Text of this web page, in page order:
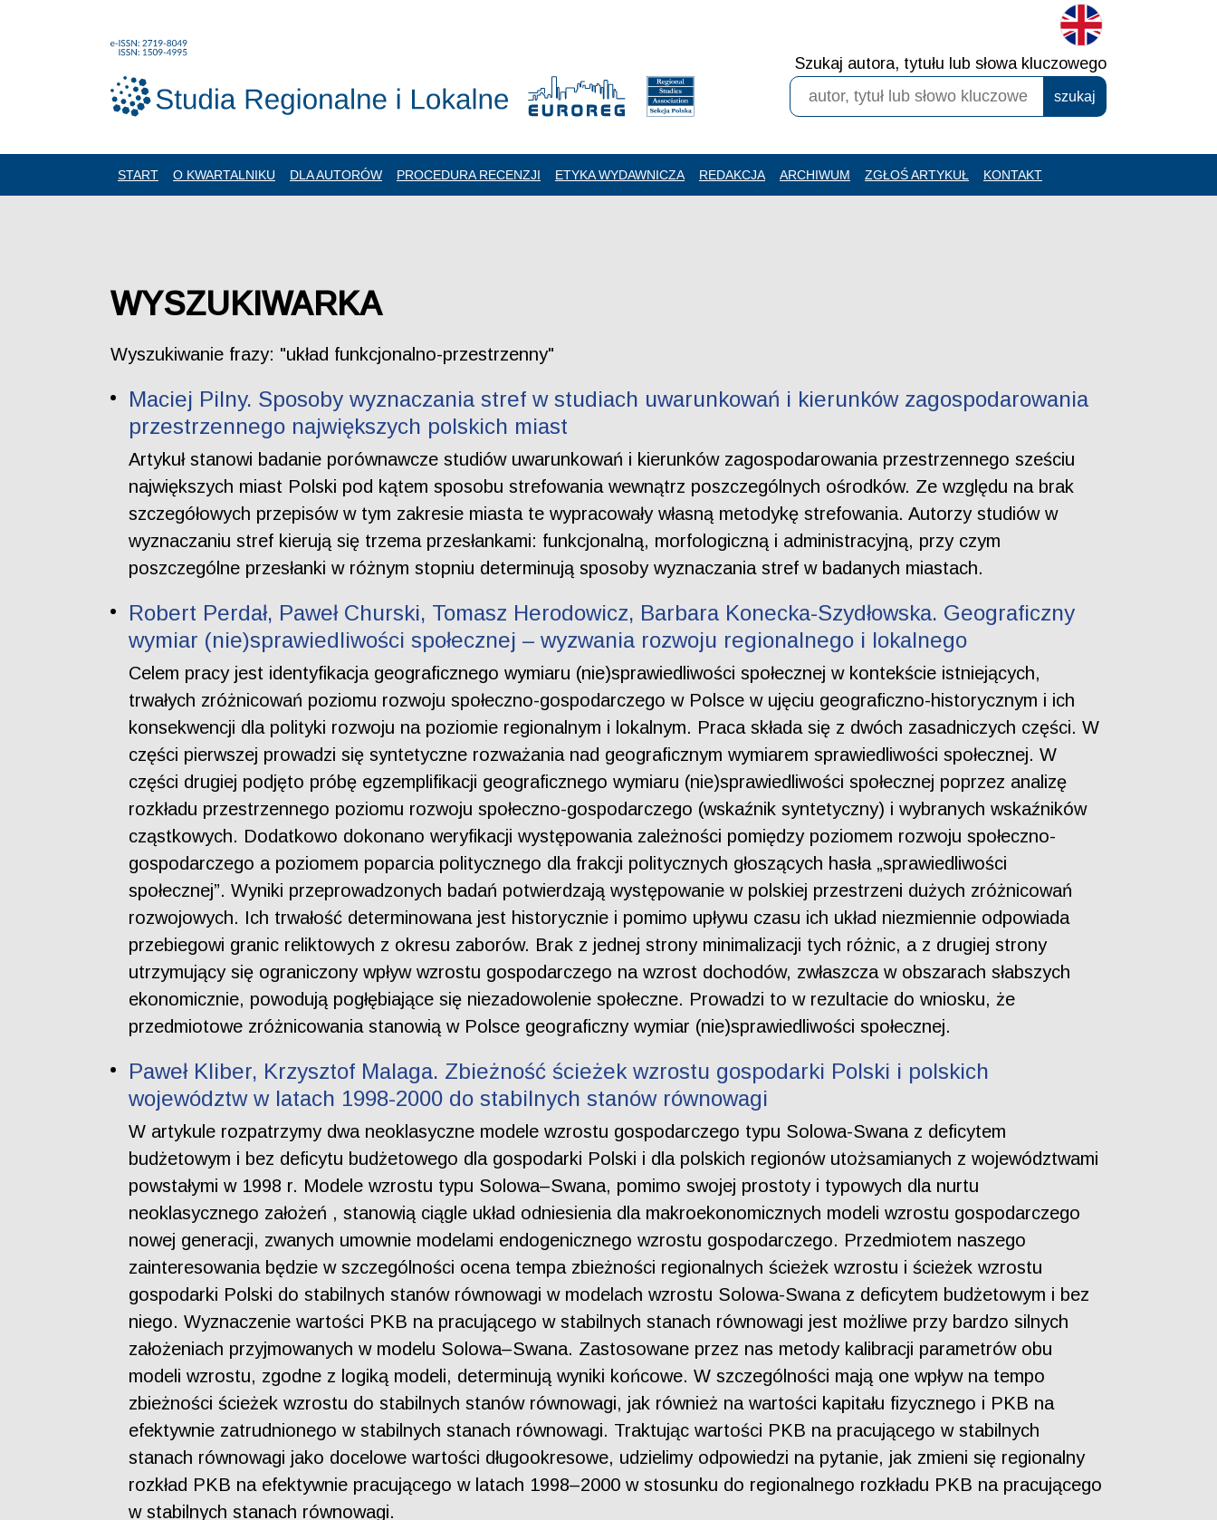
Szukaj autora, tytułu lub słowa kluczowego
START O KWARTALNIKU DLA AUTORÓW PROCEDURA RECENZJI ETYKA WYDAWNICZA REDAKCJA ARCHIWUM ZGŁOŚ ARTYKUŁ KONTAKT
WYSZUKIWARKA
Wyszukiwanie frazy: "układ funkcjonalno-przestrzenny"
Maciej Pilny. Sposoby wyznaczania stref w studiach uwarunkowań i kierunków zagospodarowania
przestrzennego największych polskich miast
Artykuł stanowi badanie porównawcze studiów uwarunkowań i kierunków zagospodarowania przestrzennego sześciu
największych miast Polski pod kątem sposobu strefowania wewnątrz poszczególnych ośrodków. Ze względu na brak
szczegółowych przepisów w tym zakresie miasta te wypracowały własną metodykę strefowania. Autorzy studiów w
wyznaczaniu stref kierują się trzema przesłankami: funkcjonalną, morfologiczną i administracyjną, przy czym
poszczególne przesłanki w różnym stopniu determinują sposoby wyznaczania stref w badanych miastach.
Robert Perdał, Paweł Churski, Tomasz Herodowicz, Barbara Konecka-Szydłowska. Geograficzny
wymiar (nie)sprawiedliwości społecznej – wyzwania rozwoju regionalnego i lokalnego
Celem pracy jest identyfikacja geograficznego wymiaru (nie)sprawiedliwości społecznej w kontekście istniejących,
trwałych zróżnicowań poziomu rozwoju społeczno-gospodarczego w Polsce w ujęciu geograficzno-historycznym i ich
konsekwencji dla polityki rozwoju na poziomie regionalnym i lokalnym. Praca składa się z dwóch zasadniczych części. W
części pierwszej prowadzi się syntetyczne rozważania nad geograficznym wymiarem sprawiedliwości społecznej. W
części drugiej podjęto próbę egzemplifikacji geograficznego wymiaru (nie)sprawiedliwości społecznej poprzez analizę
rozkładu przestrzennego poziomu rozwoju społeczno-gospodarczego (wskaźnik syntetyczny) i wybranych wskaźników
cząstkowych. Dodatkowo dokonano weryfikacji występowania zależności pomiędzy poziomem rozwoju społeczno-
gospodarczego a poziomem poparcia politycznego dla frakcji politycznych głoszących hasła „sprawiedliwości
społecznej”. Wyniki przeprowadzonych badań potwierdzają występowanie w polskiej przestrzeni dużych zróżnicowań
rozwojowych. Ich trwałość determinowana jest historycznie i pomimo upływu czasu ich układ niezmiennie odpowiada
przebiegowi granic reliktowych z okresu zaborów. Brak z jednej strony minimalizacji tych różnic, a z drugiej strony
utrzymujący się ograniczony wpływ wzrostu gospodarczego na wzrost dochodów, zwłaszcza w obszarach słabszych
ekonomicznie, powodują pogłębiające się niezadowolenie społeczne. Prowadzi to w rezultacie do wniosku, że
przedmiotowe zróżnicowania stanowią w Polsce geograficzny wymiar (nie)sprawiedliwości społecznej.
Paweł Kliber, Krzysztof Malaga. Zbieżność ścieżek wzrostu gospodarki Polski i polskich
województw w latach 1998-2000 do stabilnych stanów równowagi
W artykule rozpatrzymy dwa neoklasyczne modele wzrostu gospodarczego typu Solowa-Swana z deficytem
budżetowym i bez deficytu budżetowego dla gospodarki Polski i dla polskich regionów utożsamianych z województwami
powstałymi w 1998 r. Modele wzrostu typu Solowa–Swana, pomimo swojej prostoty i typowych dla nurtu
neoklasycznego założeń , stanowią ciągle układ odniesienia dla makroekonomicznych modeli wzrostu gospodarczego
nowej generacji, zwanych umownie modelami endogenicznego wzrostu gospodarczego. Przedmiotem naszego
zainteresowania będzie w szczególności ocena tempa zbieżności regionalnych ścieżek wzrostu i ścieżek wzrostu
gospodarki Polski do stabilnych stanów równowagi w modelach wzrostu Solowa-Swana z deficytem budżetowym i bez
niego. Wyznaczenie wartości PKB na pracującego w stabilnych stanach równowagi jest możliwe przy bardzo silnych
założeniach przyjmowanych w modelu Solowa–Swana. Zastosowane przez nas metody kalibracji parametrów obu
modeli wzrostu, zgodne z logiką modeli, determinują wyniki końcowe. W szczególności mają one wpływ na tempo
zbieżności ścieżek wzrostu do stabilnych stanów równowagi, jak również na wartości kapitału fizycznego i PKB na
efektywnie zatrudnionego w stabilnych stanach równowagi. Traktując wartości PKB na pracującego w stabilnych
stanach równowagi jako docelowe wartości długookresowe, udzielimy odpowiedzi na pytanie, jak zmieni się regionalny
rozkład PKB na efektywnie pracującego w latach 1998–2000 w stosunku do regionalnego rozkładu PKB na pracującego
w stabilnych stanach równowagi.